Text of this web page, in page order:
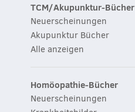
TCM/Akupunktur-Bücher
Neuerscheinungen
Akupunktur Bücher
Alle anzeigen
Homöopathie-Bücher
Neuerscheinungen